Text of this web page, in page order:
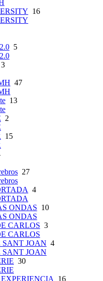
16
5
3
47
13
2
15
27
4
ONDAS 10
ONDAS
CARLOS 3
CARLOS
SANT JOAN 4
SANT JOAN
30
16